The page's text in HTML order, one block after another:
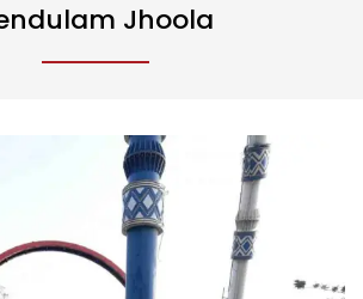
Jhoola